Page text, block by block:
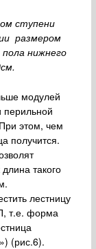
ступени
размером
нижнего
модулей
перильной
этом, чем
получится.
такого
лестницу
т.е. форма
(рис.6).